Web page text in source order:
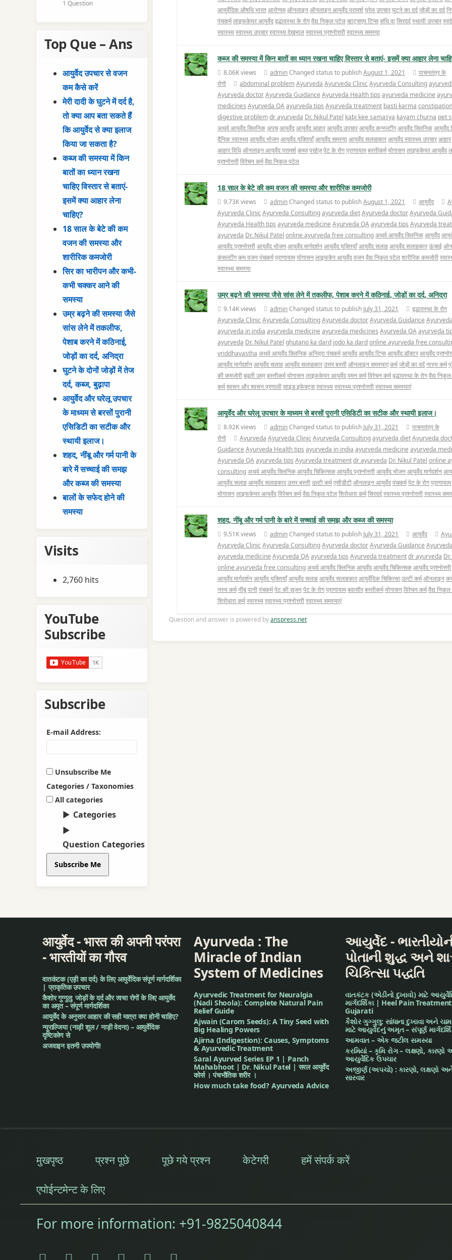
आयुर्वेदिक औषधि भारतआरोग्यमऑनलाइनऑनलाइन आयुर्वेद परामर्शघरेलू उपचारघुटने का दर्दजोड़ों का दर्द
पंचकर्मलाइफकेयर आयुर्वेदवृद्धावस्था के रोगवैद्य निकुल पटेलव्हाट्सएप टिप्ससंधि वासिरदर्दस्थायी उपचार
स्वास्थ्यस्वास्थ्य उपचारस्वास्थ्य देखभालस्वास्थ्य प्रश्नोत्तरीस्वास्थ्य समस्या
कब्ज की समस्या में किन बातों का ध्यान रखना चाहिए विस्तार से बताएं- इसमें क्या आहार लेना
8.06K views adminChanged status to publishAugust 1, 2021
पाचनतंत्र के
रोगो
abdominal problemAyurveda Ayurveda Clinic Ayurveda Consulting
Ayurveda doctorAyurveda Guidance Ayurveda Health tips ayurveda medicine
medicines Ayurveda QAayurveda tips Ayurveda treatment basti karma constipation
digestive problemdr ayurveda Dr. Nikul Patel kabj kee samasya kayam churna pet
अथर्व आयुर्वेद क्लिनिकअपचआयुर्वेदआयुर्वेद आहारआयुर्वेद उपचारआयुर्वेद कन्स्ल्टींगआयुर्वेद क्लिनिकआयुर्वेद
दैनिक स्वास्थ्यआयुर्वेद भोजनआयुर्वेद युक्तियाँआयुर्वेद समस्याआयुर्वेद सलाहकारआयुर्वेद स्वास्थ्य उपचारआहार
आहार विधिऑनलाइन आयुर्वेद परामर्शकब्जपरहेज़पेट के रोगप्राणायामबस्तीकर्मयोगासनलाइफकेयर आयुर्वेद
प्रश्नोत्तरीविरेचन कर्मवैद्य निकुल पटेल
18 साल के बेटे की कम वजन की समस्या और शारीरिक कमजोरी
9.73K views adminChanged status to publishAugust 1, 2021 आयुर्वेद
Ayurveda Clinic Ayurveda Consultingayurveda dietAyurveda doctorAyurveda
Ayurveda Health tips ayurveda medicine Ayurveda QAayurveda tips Ayurveda
ayurveda Dr. Nikul Patel online ayurveda free consultingअथर्व आयुर्वेद क्लिनिकआयुर्वेद
आयुर्वेद प्रश्नोत्तरीआयुर्वेद भोजनआयुर्वेद मार्गदर्शनआयुर्वेद युक्तियाँआयुर्वेद सलाहआयुर्वेद सलाहकारऊंचाई
कंसल्टींगकम वजनपंचकर्मप्राणायामयोगासनलाइफकेर आयुर्वेदवजनवैद्य निकुल पटेलशारीरिक कमजोरी
स्वास्थ्य समस्या
उम्र बढ़ने की समस्या जैसे सांस लेने में तकलीफ, पेशाब करने में कठिनाई, जोड़ों का दर्द, अनिद्रा
9.14K views adminChanged status to publish July 31, 2021 वृद्धावस्था के रोग
Ayurveda Clinic Ayurveda ConsultingAyurveda doctorAyurveda Guidance
ayurveda in india ayurveda medicine ayurveda medicines Ayurveda QAayurveda
ayurveda Dr. Nikul Patel ghutano ka dard jodo ka dardonline ayurveda free
vriddhavastha अथर्व आयुर्वेद क्लिनिकअनिद्रा पंचकर्मआयुर्वेदआयुर्वेद टिप्सआयुर्वेद डॉक्टरआयुर्वेद
आयुर्वेद मार्गदर्शनआयुर्वेद सलाहआयुर्वेद सलाहकारउत्तर बस्तीऑनलाइन समस्याएंकर्मजोड़ों का दर्दनास्य कर्म
की कमजोरीबढ़ती उम्रबस्तीकर्मयोगासनलाइफकेयर आयुर्वेदवमन कर्मविरेचन कर्मवृद्धावस्था के रोगवैद्य
कर्मश्वसन और श्वसन प्रणालीसाइड इफेक्ट्सस्वास्थ्यस्वास्थ्य प्रश्नोत्तरीस्वास्थ्य समस्याएं
आयुर्वेद और घरेलू उपचार के माध्यम से बरसों पुरानी एसिडिटी का सटीक और स्थायी इलाज।
8.92K views adminChanged status to publish July 31, 2021
पाचनतंत्र के
रोगो
Ayurveda Ayurveda Clinic Ayurveda Consultingayurveda dietAyurveda
Guidance Ayurveda Health tips ayurveda in india ayurveda medicine ayurveda
Ayurveda QAayurveda tips Ayurveda treatmentdr ayurveda Dr. Nikul Patel online
consultingअथर्व आयुर्वेद क्लिनिकआयुर्वेद चिकित्सकआयुर्वेद प्रश्नोत्तरीआयुर्वेद भोजनआयुर्वेद मार्गदर्शन
आयुर्वेद सलाहआयुर्वेद सलाहकारउत्तर बस्तीउल्टी कर्मएसीडीटीऑनलाइन आयुर्वेदपंचकर्मपेट के रोगप्राणायाम
योगासनलाइफकेयर आयुर्वेदविरेचन कर्मवैद्य निकुल पटेलशिरोधारा कर्मसिरदर्दस्वास्थ्य प्रश्नोत्तरीस्वास्थ्य
शहद, नींबू और गर्म पानी के बारे में सच्चाई की समझ और कब्ज की समस्या
9.51K views adminChanged status to publish July 31, 2021 आयुर्वेद
Ayurveda Clinic Ayurveda ConsultingAyurveda doctorAyurveda Guidance
ayurveda medicine Ayurveda QAayurveda tips Ayurveda treatmentdr ayurveda
online ayurveda free consultingअथर्व आयुर्वेद क्लिनिकआयुर्वेदआयुर्वेद चिकित्सकआयुर्वेद प्रश्नोत्तरी
आयुर्वेद मार्गदर्शनआयुर्वेद युक्तियाँआयुर्वेद सलाहआयुर्वेद सलाहकारआयुर्वेदिक चिकित्साउल्टी कर्मऑनलाइन
नस्य कर्मनींबू पानीपंचकर्मपेट की सूजनपेट के रोगप्राणायामबवासीरबस्तीकर्मयोगासनविरेचन कर्मवैद्य
शिरोधारा कर्मस्वास्थ्यस्वास्थ्य प्रश्नोत्तरीस्वास्थ्य समस्याएं
Question and answer is powered byanspress.net
1 Question
Top Que – Ans
आयुर्वेद उपचार से वजन
कम कैसे करें
मेरी दादी के घुटने में दर्द है,
तो क्या आप बता सकते हैं
कि आयुर्वेद से क्या इलाज
किया जा सकता है?
कब्ज की समस्या में किन
बातों का ध्यान रखना
चाहिए विस्तार से बताएं-
इसमें क्या आहार लेना
चाहिए?
18 साल के बेटे की कम
वजन की समस्या और
शारीरिक कमजोरी
सिर का भारीपन और कभी-
कभी चक्कर आने की
समस्या
उम्र बढ़ने की समस्या जैसे
सांस लेने में तकलीफ,
पेशाब करने में कठिनाई,
जोड़ों का दर्द, अनिद्रा
घुटने के दोनों जोड़ों में तेज
दर्द, कब्ज, बुढ़ापा
आयुर्वेद और घरेलू उपचार
के माध्यम से बरसों पुरानी
एसिडिटी का सटीक और
स्थायी इलाज।
शहद, नींबू और गर्म पानी के
बारे में सच्चाई की समझ
और कब्ज की समस्या
बालों के सफेद होने की
समस्या
Visits
2,760 hits
YouTube
Subscribe
Subscribe
E-mail Address:
Unsubscribe Me
Categories / Taxonomies
All categories
Categories
Question Categories
Subscribe Me
आयुर्वेद - भारत की अपनी परंपरा
- भारतीयों का गौरव
वातकंटक (एड़ी का दर्द) के लिए आयुर्वेदिक संपूर्ण मार्गदर्शिका
| प्राकृतिक उपचार
कैशोर गुग्गुलु: जोड़ों के दर्द और त्वचा रोगों के लिए आयुर्वेद
का अमृत – संपूर्ण मार्गदर्शिका
आयुर्वेद के अनुसार आहार की सही मात्रा क्या होनी चाहिए?
न्यूराल्जिया (नाड़ी शूल / नाड़ी वेदना) – आयुर्वेदिक
दृष्टिकोण से
अजवाइन इतनी उपयोगी!
Ayurveda : The
Miracle of Indian
System of Medicines
Ayurvedic Treatment for Neuralgia
(Nadi Shoola): Complete Natural Pain
Relief Guide
Ajwain (Carom Seeds): A Tiny Seed with
Big Healing Powers
Ajirna (Indigestion): Causes, Symptoms
& Ayurvedic Treatment
Saral Ayurved Series EP 1 | Panch
Mahabhoot | Dr. Nikul Patel | सरल आयुर्वेद
कोर्स । पंचभौतिक शरीर ।
How much take food? Ayurveda Advice
આયુર્વેદ -
પોતાની શુદ્ધ અને
ચિકિત્સા પદ્ધતિ
વાતકંટક (એડીનો દુખાવો) માટે
માર્ગદર્શિકા | Heel Pain
Gujarati
કૈશોર ગુગ્ગુલુ: સાંધાના દુખાવા અને
માટે આયુર્વેદનું અમૃત – સંપૂર્ણ
આમવાત – એક જટીલ સમસ્યા
કરમિયાં – કૃમિ રોગ – લક્ષણો, કારણો
આયુર્વેદિક ઉપચાર
અજીર્ણ (અપચો) : કારણો, લક્ષણો અને
સારવાર
मुखपृष्ठ प्रश्न पूछे पूछे गये प्रश्न केटेगरी हमें संपर्क करें
एपोईन्टमेन्ट के लिए
For more information: +91-9825040844